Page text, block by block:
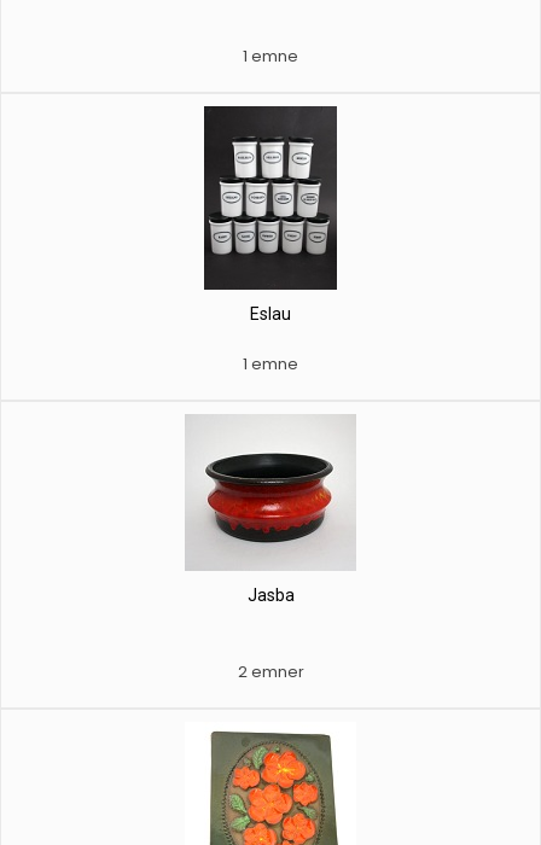
1 emne
Eslau
1 emne
Jasba
2 emner